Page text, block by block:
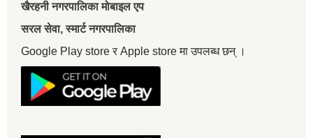
खैरहनी नगरपालिका मोबाइल एप
सरल सेवा, स्मार्ट नगरपालिका
Google Play store र Apple store मा उपलब्ध छन् ।